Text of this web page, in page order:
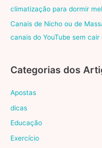
climatização para dormir
Canais de Nicho ou de
canais do YouTube sem
Categorias dos
Apostas
dicas
Educação
Exercício